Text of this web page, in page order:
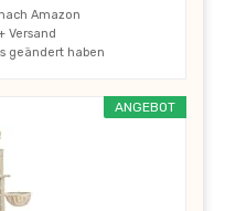
Amazon
Versand
geändert haben
ANGEBOT